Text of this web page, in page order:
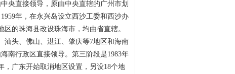
央直接领导，原由中央直辖的广州市划
年，在永兴岛设立西沙工委和西沙办
的珠海县改设珠海市，均由省直辖。
汕头、佛山、湛江、肇庆等7地区和海南
南行政区直接领导。第三阶段是1983年
，广东开始取消地区设置，另设18个地